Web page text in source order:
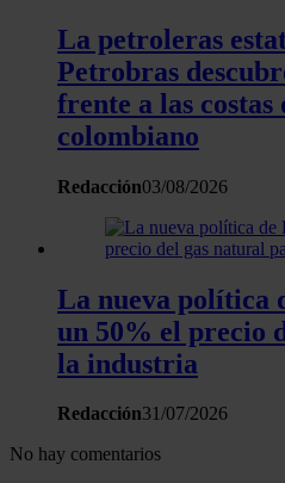
La petroleras
Petrobras
frente a las
colombiano
Redacción03/08/2026
La nueva política
un 50% el precio
la industria
Redacción31/07/2026
No hay comentarios